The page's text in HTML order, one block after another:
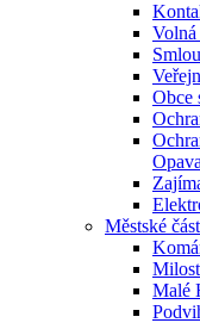
Volná
Obce
Městské
Malé